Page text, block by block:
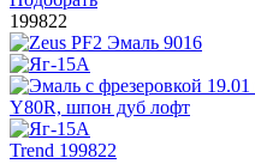
199822
Trend 199822